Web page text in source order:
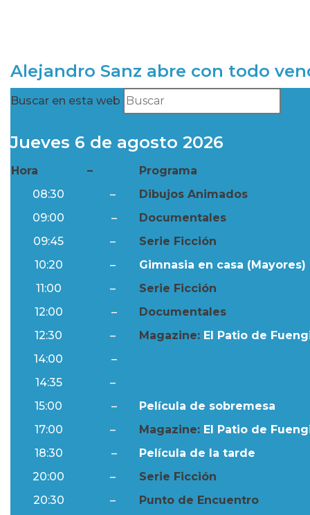
Alejandro Sanz abre con todo
Buscar en esta web
Jueves 6 de agosto 2026
Hora –
Programa
08:30
–
Dibujos Animados
09:00
–
Documentales
09:45
–
Serie Ficción
10:20
–
Gimnasia en casa (Mayores)
11:00
–
Serie Ficción
12:00
–
Documentales
12:30
– Magazine: El Patio de
14:00
–
14:35
–
15:00
–
Película de sobremesa
17:00
– Magazine: El Patio de
18:30
–
Película de la tarde
20:00
–
Serie Ficción
20:30
– Punto de Encuentro